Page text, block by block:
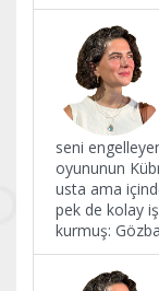
seni
oyununun
usta ama
pek de kolay
kurmuş: